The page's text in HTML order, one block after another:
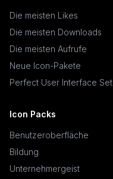
Die meisten Likes
Die meisten Downloads
Die meisten Aufrufe
Neue Icon-Pakete
Perfect User Interface Set
Icon Packs
Benutzeroberfläche
Bildung
Unternehmergeist